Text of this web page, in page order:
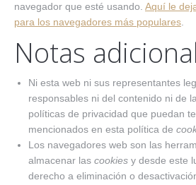
navegador que esté usando. Aquí le
para los navegadores más populares
Notas
Ni esta web ni sus representantes
responsables ni del contenido ni de
políticas de privacidad que puedan
mencionados en esta política de
Los navegadores web son las
almacenar las cookies y desde este
derecho a eliminación o